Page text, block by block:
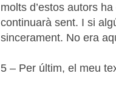
molts d’estos autors
continuarà sent. I si
sincerament. No era
5 – Per últim, el meu